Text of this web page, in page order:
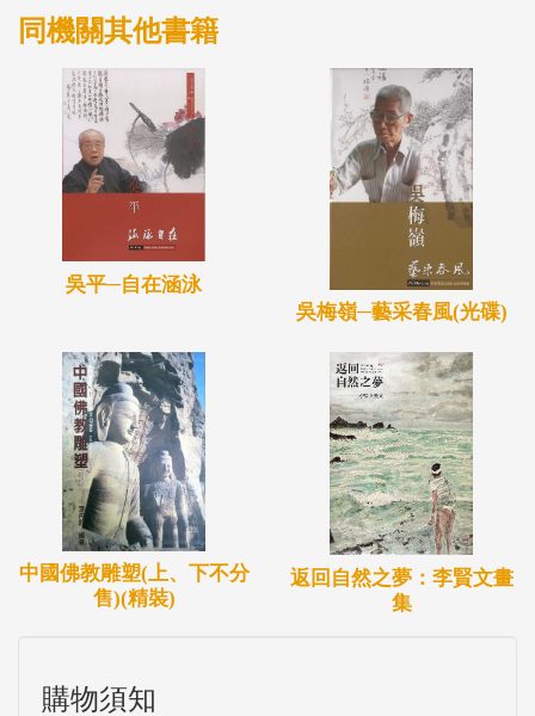
同機關其他書籍
吳平─自在涵泳
吳梅嶺─藝采春風(光碟)
中國佛教雕塑(上、下不分
售)(精裝)
返回自然之夢：李賢文畫
集
購物須知